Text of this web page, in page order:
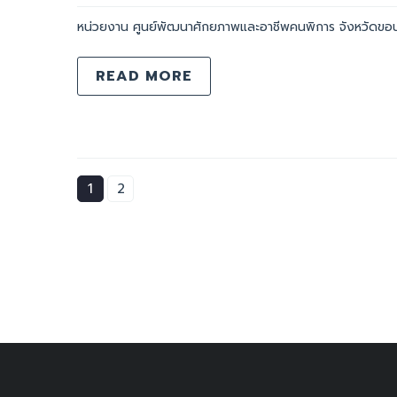
หน่วยงาน ศูนย์พัฒนาศักยภาพและอาชีพคนพิการ จังหวัดขอ
READ MORE
1 2